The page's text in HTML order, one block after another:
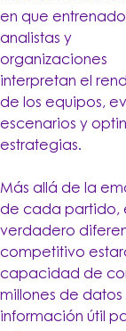
en que
analistas y
organizaciones
interpretan el
de los equipos,
escenarios y
estrategias.
Más allá de la
de cada partido,
verdadero
competitivo
capacidad de
millones de datos
información útil